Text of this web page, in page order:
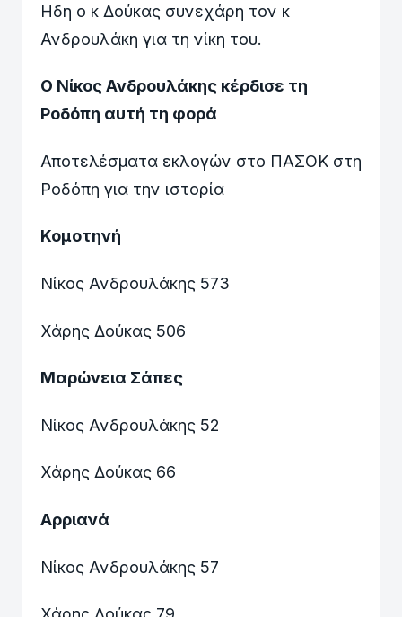
Ηδη ο κ Δούκας συνεχάρη τον κ
Ανδρουλάκη για τη νίκη του.
Ο Νίκος Ανδρουλάκης κέρδισε τη
Ροδόπη αυτή τη φορά
Αποτελέσματα εκλογών στο ΠΑΣΟΚ στη
Ροδόπη για την ιστορία
Κομοτηνή
Νίκος Ανδρουλάκης 573
Χάρης Δούκας 506
Μαρώνεια Σάπες
Νίκος Ανδρουλάκης 52
Χάρης Δούκας 66
Αρριανά
Νίκος Ανδρουλάκης 57